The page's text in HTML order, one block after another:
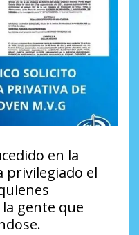
en la
privilegiado el
la gente que